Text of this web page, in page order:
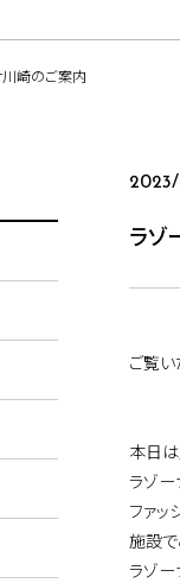
川崎のご案内
ラゾ
ご覧い
本日は
ラゾ
ファ
施設で
ラゾ